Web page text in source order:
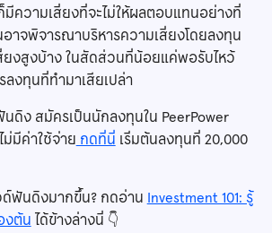
มีความเสี่ยงที่จะไม่ให้ผลตอบแทนอย่างที่
าจพิจารณาบริหารความเสี่ยงโดยลงทุน
งสูงบ้าง ในสัดส่วนที่น้อยแค่พอรับไหว้
ลงทุนที่ทำมาเสียเปล่า
ดิง สมัครเป็นนักลงทุนใน PeerPower
ม่มีค่าใช้จ่าย กดที่นี่ เริ่มต้นลงทุนที่ 20,000
ฟันดิงมากขึ้น? กดอ่าน Investment 101: รู้
งต้น ได้ข้างล่างนี่ 👇